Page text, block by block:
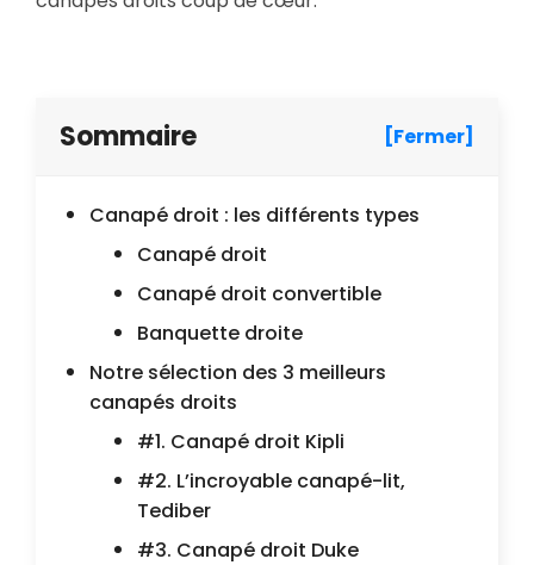
Sommaire [Fermer]
Canapé droit : les différents types
Canapé droit
Canapé droit convertible
Banquette droite
Notre sélection des 3 meilleurs
canapés droits
#1. Canapé droit Kipli
#2. L’incroyable canapé-lit,
Tediber
#3. Canapé droit Duke